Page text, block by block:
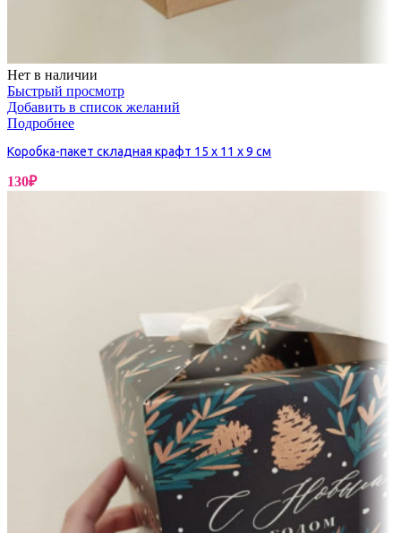
Нет в наличии
Быстрый просмотр
Добавить в список желаний
Подробнее
Коробка-пакет складная крафт 15 х 11 х 9 см
130₽